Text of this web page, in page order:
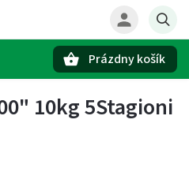
Prázdny košík
10kg 5Stagioni